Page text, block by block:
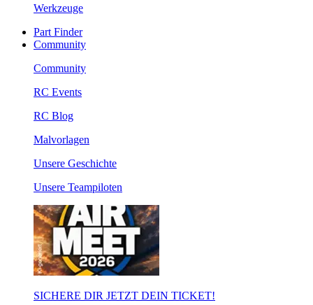
Werkzeuge
Part Finder
Community
Community
RC Events
RC Blog
Malvorlagen
Unsere Geschichte
Unsere Teampiloten
SICHERE DIR JETZT DEIN TICKET!